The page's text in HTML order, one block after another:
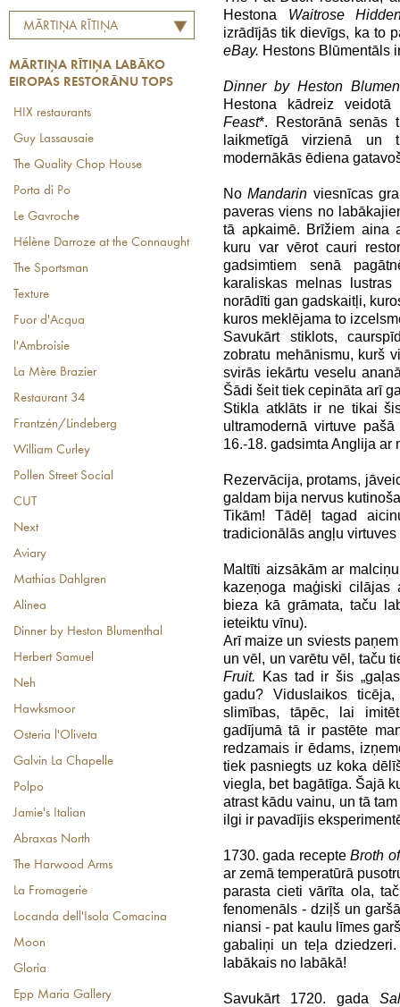
MĀRTIŅA RĪTIŅA
RESTORĀNU TOPS
MĀRTIŅA RĪTIŅA LABĀKO
EIROPAS RESTORĀNU TOPS
HIX restaurants
Guy Lassausaie
The Quality Chop House
Porta di Po
Le Gavroche
Hélène Darroze at the Connaught
The Sportsman
Texture
Fuor d'Acqua
l'Ambroisie
La Mère Brazier
Restaurant 34
Frantzén/Lindeberg
William Curley
Pollen Street Social
CUT
Next
Aviary
Mathias Dahlgren
Alinea
Dinner by Heston Blumenthal
Herbert Samuel
Neh
Hawksmoor
Osteria l'Oliveta
Galvin La Chapelle
Polpo
Jamie's Italian
Abraxas North
The Harwood Arms
La Fromagerie
Locanda dell'Isola Comacina
Moon
Gloria
Epp Maria Gallery
Hestona Waitrose
izrādījās tik dievīgs, ka to
eBay. Hestons Blūmentāls
Dinner by Heston
Hestona kādreiz
Feast*. Restorānā senās
laikmetīgā virzienā un
modernākās ēdiena
NoMandarin viesnīcas
paveras viens no
tā apkaimē. Brīžiem aina
kuru var vērot cauri
gadsimtiem senā
karaliskas melnas
norādīti gan gadskaitļi,
kuros meklējama to
Savukārt stiklots,
zobratu mehānismu, kurš
svirās iekārtu veselu
Šādi šeit tiek cepināta arī
Stikla atklāts ir ne tikai
ultramodernā virtuve
16.-18. gadsimta Anglija ar
Rezervācija, protams,
galdam bija nervus
Tikām! Tādēļ tagad
tradicionālās angļu
Maltīti aizsākām ar
kazeņoga maģiski
bieza kā grāmata, taču
ieteiktu vīnu).
Arī maize un sviests
un vēl, un varētu vēl, taču
Fruit. Kas tad ir šis
gadu? Viduslaikos
slimības, tāpēc, lai
gadījumā tā ir pastēte
redzamais ir ēdams,
tiek pasniegts uz koka
viegla, bet bagātīga. Šajā
atrast kādu vainu, un tā
ilgi ir pavadījis
1730. gada recepteBroth
ar zemā temperatūrā
parasta cieti vārīta ola,
fenomenāls - dziļš un
niansi - pat kaulu līmes
gabaliņi un teļa
labākais no labākā!
Savukārt 1720. gada